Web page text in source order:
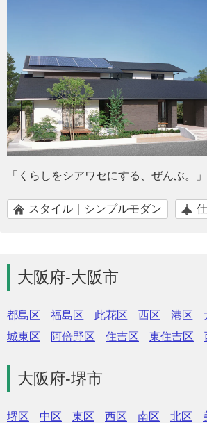
「くらしをシアワセにする、ぜんぶ。」
スタイル｜シンプルモダン
大阪府-大阪市
都島区 福島区 此花区 西区 港区
城東区
阿倍野区 住吉区 東住吉区
大阪府-堺市
堺区 中区 東区 西区 南区 北区